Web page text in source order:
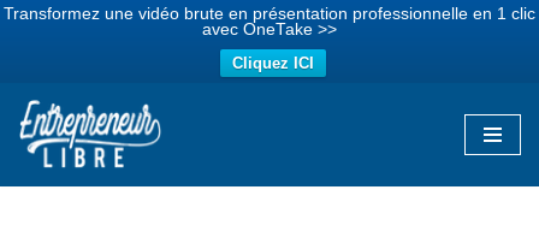
Transformez une vidéo brute en présentation professionnelle en 1 clic
avec OneTake >>
Cliquez ICI
Aller